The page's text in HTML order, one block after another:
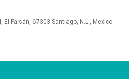
El Faisán, 67303 Santiago, N.L., Mexico